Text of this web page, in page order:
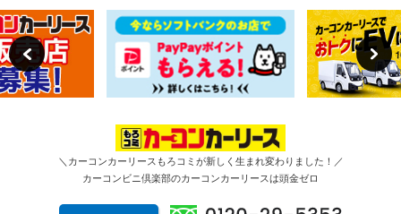
＼カーコンカーリースもろコミが新しく生まれ変わりました！／
カーコンビニ倶楽部のカーコンカーリースは頭金ゼロ